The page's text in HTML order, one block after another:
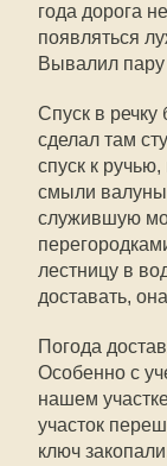
года дорога
появляться
Вывалил пару
Спуск в
сделал там
спуск к
смыли
служившую
лестницу в
доставать,
Погода
Особенно с
нашем
участок
ключ